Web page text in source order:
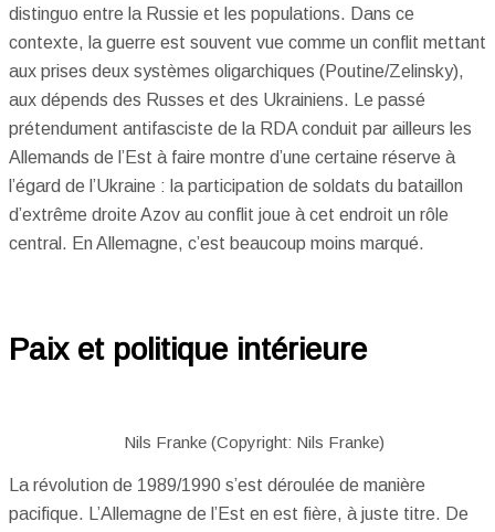
distinguo entre la Russie et les populations. Dans ce
contexte, la guerre est souvent vue comme un conflit mettant
aux prises deux systèmes oligarchiques (Poutine/Zelinsky),
aux dépends des Russes et des Ukrainiens. Le passé
prétendument antifasciste de la RDA conduit par ailleurs les
Allemands de l’Est à faire montre d’une certaine réserve à
l’égard de l’Ukraine : la participation de soldats du bataillon
d’extrême droite Azov au conflit joue à cet endroit un rôle
central. En Allemagne, c’est beaucoup moins marqué.
Paix et politique intérieure
Nils Franke (Copyright: Nils Franke)
La révolution de 1989/1990 s’est déroulée de manière
pacifique. L’Allemagne de l’Est en est fière, à juste titre. De